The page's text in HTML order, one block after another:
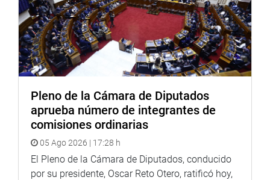
Derechos Humanos, Lucía Nuñovero Cisneros; el director
general de Defensa Pública y Acceso a la Justicia, Walter
Martínez Laura; la jefa de la Oficina General de
Planeamiento, Presupuesto y Modernización, Paula Ruiz
Vásquez.
También, el presidente del Consejo Nacional Penitenciario
del Instituto Nacional Penitenciario (INPE), Federico
Llaque Moya.
OFICINA DE COMUNICACIONES E IMAGEN
INSTITUCIONAL
Pleno de la Cámara de Diputados
aprueba número de integrantes de
comisiones ordinarias
05 Ago 2026 | 17:28 h
El Pleno de la Cámara de Diputados, conducido
por su presidente, Oscar Reto Otero, ratificó hoy,